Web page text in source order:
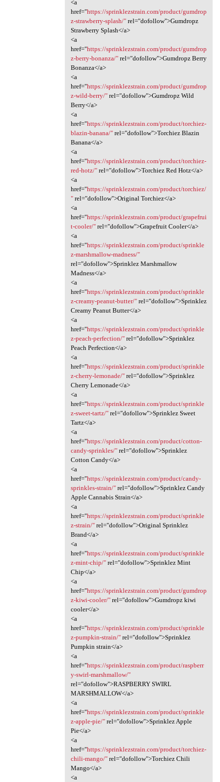
<a
href="https://sprinklezstrain.com/product/gumdrop
z-strawberry-splash/"rel="dofollow">Gumdropz
Strawberry Splash</a>
<a
href="https://sprinklezstrain.com/product/gumdrop
z-berry-bonanza/"rel="dofollow">Gumdropz Berry
Bonanza</a>
<a
href="https://sprinklezstrain.com/product/gumdrop
z-wild-berry/"rel="dofollow">Gumdropz Wild
Berry</a>
<a
href="https://sprinklezstrain.com/product/torchiez-
blazin-banana/"rel="dofollow">Torchiez Blazin
Banana</a>
<a
href="https://sprinklezstrain.com/product/torchiez-
red-hotz/"rel="dofollow">Torchiez Red Hotz</a>
<a
href="https://sprinklezstrain.com/product/torchiez/
"rel="dofollow">Original Torchiez</a>
<a
href="https://sprinklezstrain.com/product/grapefrui
t-cooler/"rel="dofollow">Grapefruit Cooler</a>
<a
href="https://sprinklezstrain.com/product/sprinkle
z-marshmallow-madness/"
rel="dofollow">Sprinklez Marshmallow
Madness</a>
<a
href="https://sprinklezstrain.com/product/sprinkle
z-creamy-peanut-butter/"rel="dofollow">Sprinklez
Creamy Peanut Butter</a>
<a
href="https://sprinklezstrain.com/product/sprinkle
z-peach-perfection/"rel="dofollow">Sprinklez
Peach Perfection</a>
<a
href="https://sprinklezstrain.com/product/sprinkle
z-cherry-lemonade/"rel="dofollow">Sprinklez
Cherry Lemonade</a>
<a
href="https://sprinklezstrain.com/product/sprinkle
z-sweet-tartz/"rel="dofollow">Sprinklez Sweet
Tartz</a>
<a
href="https://sprinklezstrain.com/product/cotton-
candy-sprinkles/"rel="dofollow">Sprinklez
Cotton Candy</a>
<a
href="https://sprinklezstrain.com/product/candy-
sprinkles-strain/"rel="dofollow">Sprinklez Candy
Apple Cannabis Strain</a>
<a
href="https://sprinklezstrain.com/product/sprinkle
z-strain/"rel="dofollow">Original Sprinklez
Brand</a>
<a
href="https://sprinklezstrain.com/product/sprinkle
z-mint-chip/"rel="dofollow">Sprinklez Mint
Chip</a>
<a
href="https://sprinklezstrain.com/product/gumdrop
z-kiwi-cooler/"rel="dofollow">Gumdropz kiwi
cooler</a>
<a
href="https://sprinklezstrain.com/product/sprinkle
z-pumpkin-strain/"rel="dofollow">Sprinklez
Pumpkin strain</a>
<a
href="https://sprinklezstrain.com/product/raspberr
y-swirl-marshmallow/"
rel="dofollow">RASPBERRY SWIRL
MARSHMALLOW</a>
<a
href="https://sprinklezstrain.com/product/sprinkle
z-apple-pie/"rel="dofollow">Sprinklez Apple
Pie</a>
<a
href="https://sprinklezstrain.com/product/torchiez-
chili-mango/"rel="dofollow">Torchiez Chili
Mango</a>
<a